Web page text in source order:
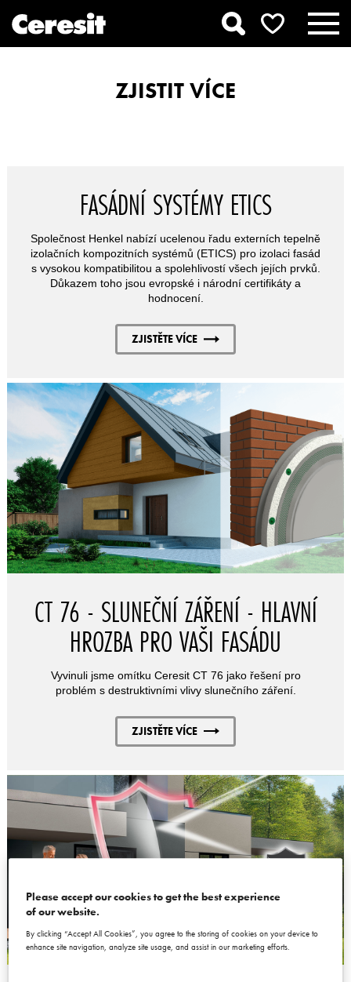
ZJISTIT VÍCE
FASÁDNÍ SYSTÉMY ETICS
Společnost Henkel nabízí ucelenou řadu externích tepelně
izolačních kompozitních systémů (ETICS) pro izolaci fasád
s vysokou kompatibilitou a spolehlivostí všech jejích prvků.
Důkazem toho jsou evropské i národní certifikáty a
hodnocení.
ZJISTĚTE VÍCE
CT 76 - SLUNEČNÍ ZÁŘENÍ - HLAVNÍ
HROZBA PRO VAŠI FASÁDU
Vyvinuli jsme omítku Ceresit CT 76 jako řešení pro
problém s destruktivními vlivy slunečního záření.
ZJISTĚTE VÍCE
Please accept our cookies to get the best experience
of our website.
By clicking “Accept All Cookies”, you agree to the storing of cookies on your device to
enhance site navigation, analyze site usage, and assist in our marketing efforts.